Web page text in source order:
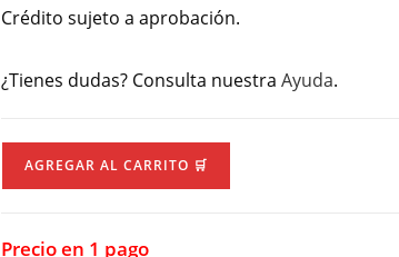
Crédito sujeto a aprobación.
¿Tienes dudas? Consulta nuestraAyuda.
1500
AGREGAR AL CARRITO 🛒
Precio en 1 pago